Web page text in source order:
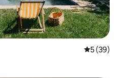
Średnia
5 (39)